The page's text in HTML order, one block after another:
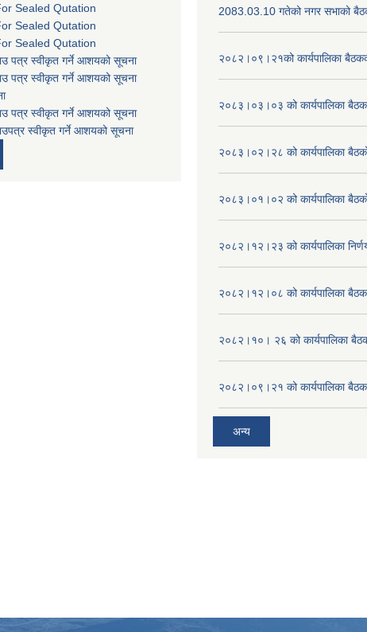
Sealed Qutation
Sealed Qutation
Sealed Qutation
पत्र स्वीकृत गर्ने आशयको सूचना
पत्र स्वीकृत गर्ने आशयको सूचना
पत्र स्वीकृत गर्ने आशयको सूचना
स्वीकृत गर्ने आशयको सूचना
2083.03.10 गतेको नगर सभाको
२०८२।०९।२१को कार्यपालिका
२०८३।०३।०३ को कार्यपालिका
२०८३।०२।२८ को कार्यपालिका
२०८३।०१।०२ को कार्यपालिका
२०८२।१२।२३ को कार्यपालिका
२०८२।१२।०८ को कार्यपालिका बैठक
२०८२।१०। २६ को कार्यपालिका
२०८२।०९।२१ को कार्यपालिका
अन्य